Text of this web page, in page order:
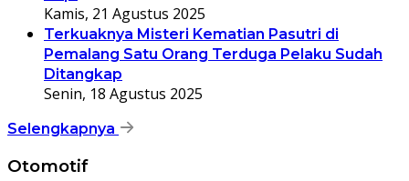
Kamis, 21 Agustus 2025
Terkuaknya Misteri Kematian Pasutri di
Pemalang Satu Orang Terduga Pelaku Sudah
Ditangkap
Senin, 18 Agustus 2025
Selengkapnya
Otomotif